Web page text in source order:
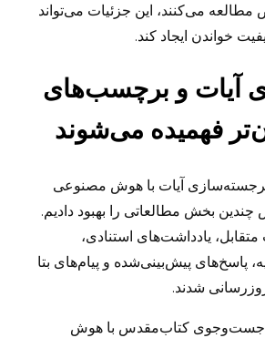
می‌کنند، این جزئیات می‌تواند
خواندن ایجاد کند.
آیات و برچسب‌های
فهمیده می‌شوند
برجسته‌سازی آیات با هوش مصنوعی
بخش مطالعاتی را بهبود دادیم.
یادداشت‌های استنادی،
پاسخ‌های پیش‌بینی‌شده و پیام‌های بتا
شدند.
جست‌وجوی کتاب‌مقدس با هوش